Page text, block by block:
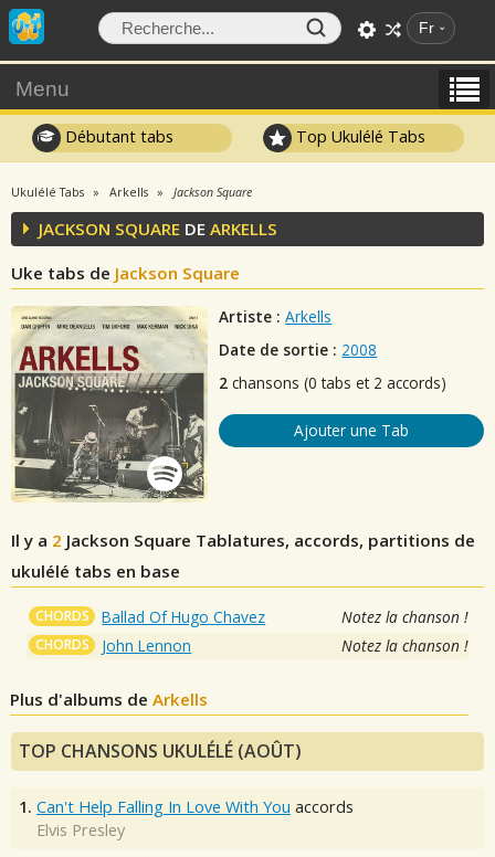
Fr
Menu
Débutant tabs Top Ukulélé Tabs
Ukulélé Tabs Arkells Jackson Square
JACKSON SQUARE DE ARKELLS
Uke tabs de Jackson Square
Artiste : Arkells
Date de sortie : 2008
2 chansons (0 tabs et 2 accords)
Ajouter une Tab
Il y a 2 Jackson Square Tablatures, accords, partitions de
ukulélé tabs en base
CHORDS Ballad Of Hugo Chavez Notez la chanson !
CHORDS John Lennon Notez la chanson !
Plus d'albums deArkells
TOP CHANSONS UKULÉLÉ (AOÛT)
1. Can't Help Falling In Love With You accords
Elvis Presley